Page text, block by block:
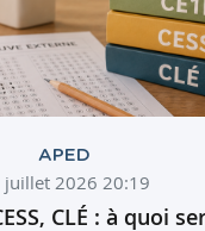
APED
juillet 2026 20:19
CLÉ : à quoi